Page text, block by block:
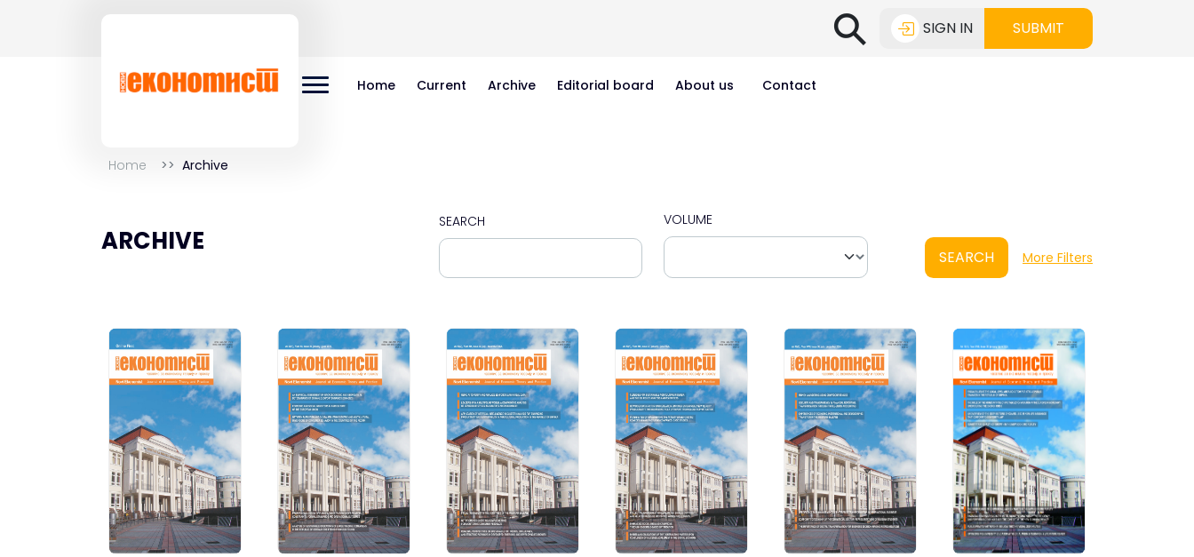
⚲ SIGN IN SUBMIT
Home Current Archive Editorial board About us Contact
Home Archive
ARCHIVE
SEARCH VOLUME
SEARCH More Filters